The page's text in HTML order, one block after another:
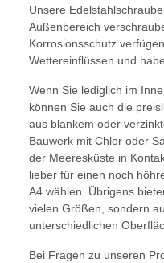
Unsere
Außenbereich
Korrosionsschutz
Wettereinflüssen und
Wenn Sie lediglich im
können Sie auch die
aus blankem oder
Bauwerk mit Chlor oder
der Meeresküste in
lieber für einen noch
A4 wählen. Übrigens
vielen Größen, sondern
unterschiedlichen
Bei Fragen zu unseren